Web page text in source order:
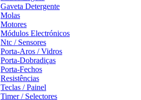
Gaveta Detergente
Molas
Motores
Módulos Electrónicos
Ntc / Sensores
Porta-Aros / Vidros
Porta-Dobradiças
Porta-Fechos
Resistências
Teclas / Painel
Timer / Selectores